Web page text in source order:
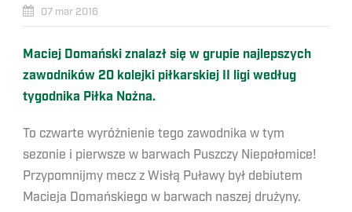
07 mar 2016
Maciej Domański znalazł się w grupie najlepszych
zawodników 20 kolejki piłkarskiej II ligi według
tygodnika Piłka Nożna.
To czwarte wyróżnienie tego zawodnika w tym
sezonie i pierwsze w barwach Puszczy Niepołomice!
Przypomnijmy mecz z Wisłą Puławy był debiutem
Macieja Domańskiego w barwach naszej drużyny.